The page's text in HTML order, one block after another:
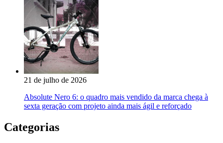
21 de julho de 2026
Absolute Nero 6: o quadro mais vendido da marca chega à
sexta geração com projeto ainda mais ágil e reforçado
Categorias